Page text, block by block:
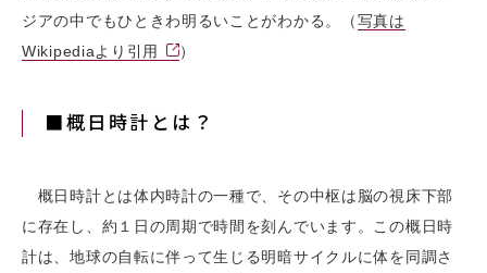
ジアの中でもひときわ明るいことがわかる。（写真は
Wikipediaより引用
）
■概日時計とは？
概日時計とは体内時計の一種で、その中枢は脳の視床下部
に存在し、約１日の周期で時間を刻んでいます。この概日時
計は、地球の自転に伴って生じる明暗サイクルに体を同調さ